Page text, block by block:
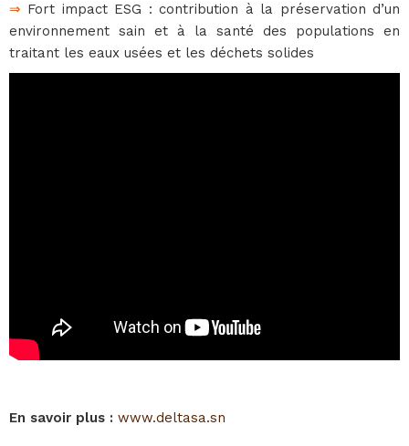
⇒ Fort impact ESG : contribution à la préservation d’un
environnement sain et à la santé des populations en
traitant les eaux usées et les déchets solides
En savoir plus : www.deltasa.sn